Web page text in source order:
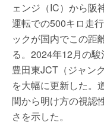
ェンジ（IC）から阪
運転での500キロ走
ックが国内でこの距
る。2024年12月の
豊田東JCT（ジャン
を大幅に更新した。
間から明け方の視認
さを示した。